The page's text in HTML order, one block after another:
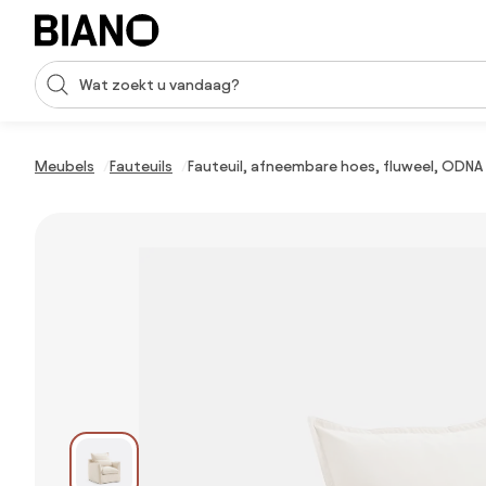
Navigatie overslaan, naar inhoud springen
Zoekopdracht invoeren
Meubels Fauteuils Fauteuil, afneembare hoes, fluweel, ODNA